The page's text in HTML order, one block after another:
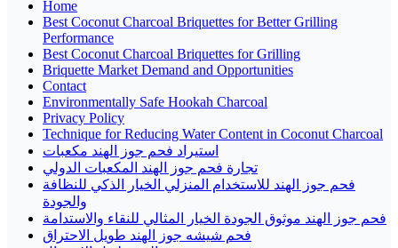
Home
Best Coconut Charcoal Briquettes for Better Grilling
Performance
Best Coconut Charcoal Briquettes for Grilling
Briquette Market Demand and Opportunities
Contact
Environmentally Safe Hookah Charcoal
Privacy Policy
Technique for Reducing Water Content in Coconut Charcoal
استيراد فحم جوز الهند مكعبات
تجارة فحم جوز الهند المكعبات الدولي
فحم جوز الهند للاستخدام المنزلي الخيار الذكي للنظافة
والجودة
فحم جوز الهند موثوق الجودة الخيار المثالي للنقاء والاستدامة
فحم شيشه جوز الهند طويل الاحتراق